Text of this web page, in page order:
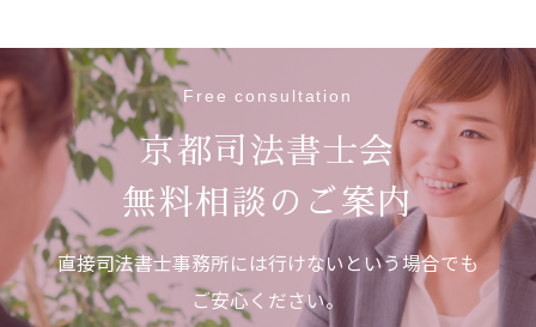
Free consultation
京都司法書士会
無料相談のご案内
直接司法書士事務所には行けないという場合でも
ご安心ください。